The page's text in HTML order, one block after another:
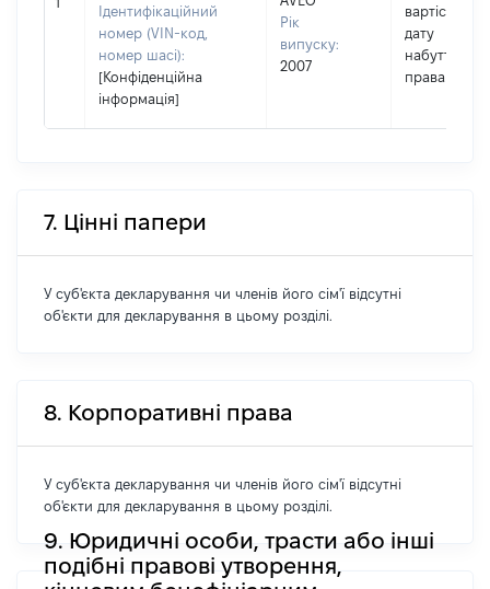
Ідентифікаційний
номер (VIN-код,
номер шасі):
[Конфіденційна
інформація]
Рік
випуску:
2007
вартість на
дату
набуття
права
7. Цінні папери
У суб'єкта декларування чи членів його сім'ї відсутні
об'єкти для декларування в цьому розділі.
8. Корпоративні права
У суб'єкта декларування чи членів його сім'ї відсутні
об'єкти для декларування в цьому розділі.
9. Юридичні особи, трасти або інші
подібні правові утворення,